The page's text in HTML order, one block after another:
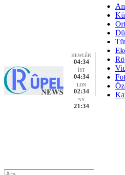
HEWLÊR
04:34
İST
04:34
LON
02:34
NY
21:34